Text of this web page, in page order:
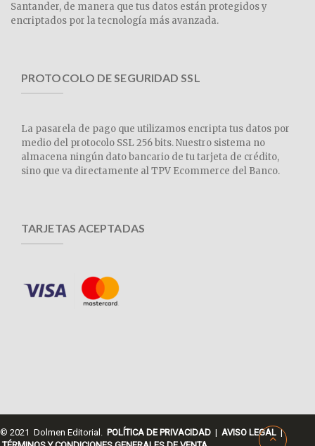
Santander, de manera que tus datos están protegidos y
encriptados por la tecnología más avanzada.
PROTOCOLO DE SEGURIDAD SSL
La pasarela de pago que utilizamos encripta tus datos por
medio del protocolo SSL 256 bits. Nuestro sistema no
almacena ningún dato bancario de tu tarjeta de crédito,
sino que va directamente al TPV Ecommerce del Banco.
TARJETAS ACEPTADAS
© 2021 Dolmen Editorial. POLÍTICA DE PRIVACIDAD | AVISO LEGAL |